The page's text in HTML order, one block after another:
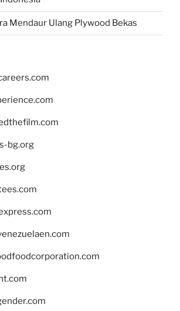
Mendaur Ulang Plywood Bekas
bg.org